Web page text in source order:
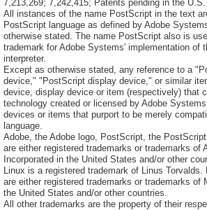
7,213,269; 7,242,415; Patents pending in the
All instances of the name PostScript in the text
PostScript language as defined by Adobe
otherwise stated. The name PostScript also is
trademark for Adobe Systems' implementation of
interpreter.
Except as otherwise stated, any reference to a
device," "PostScript display device," or similar
device, display device or item (respectively) that
technology created or licensed by Adobe
devices or items that purport to be merely
language.
Adobe, the Adobe logo, PostScript, the
are either registered trademarks or trademarks of
Incorporated in the United States and/or other
Linux is a registered trademark of Linus Torvalds.
are either registered trademarks or trademarks of
the United States and/or other countries.
All other trademarks are the property of their